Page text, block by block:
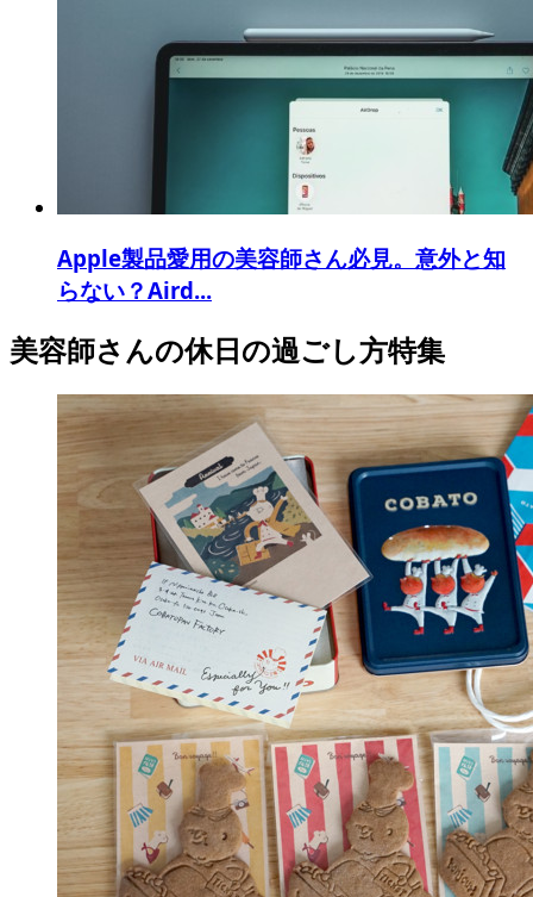
Apple製品愛用の美容師さん必見。意外と知
らない？Aird...
美容師さんの休日の過ごし方特集